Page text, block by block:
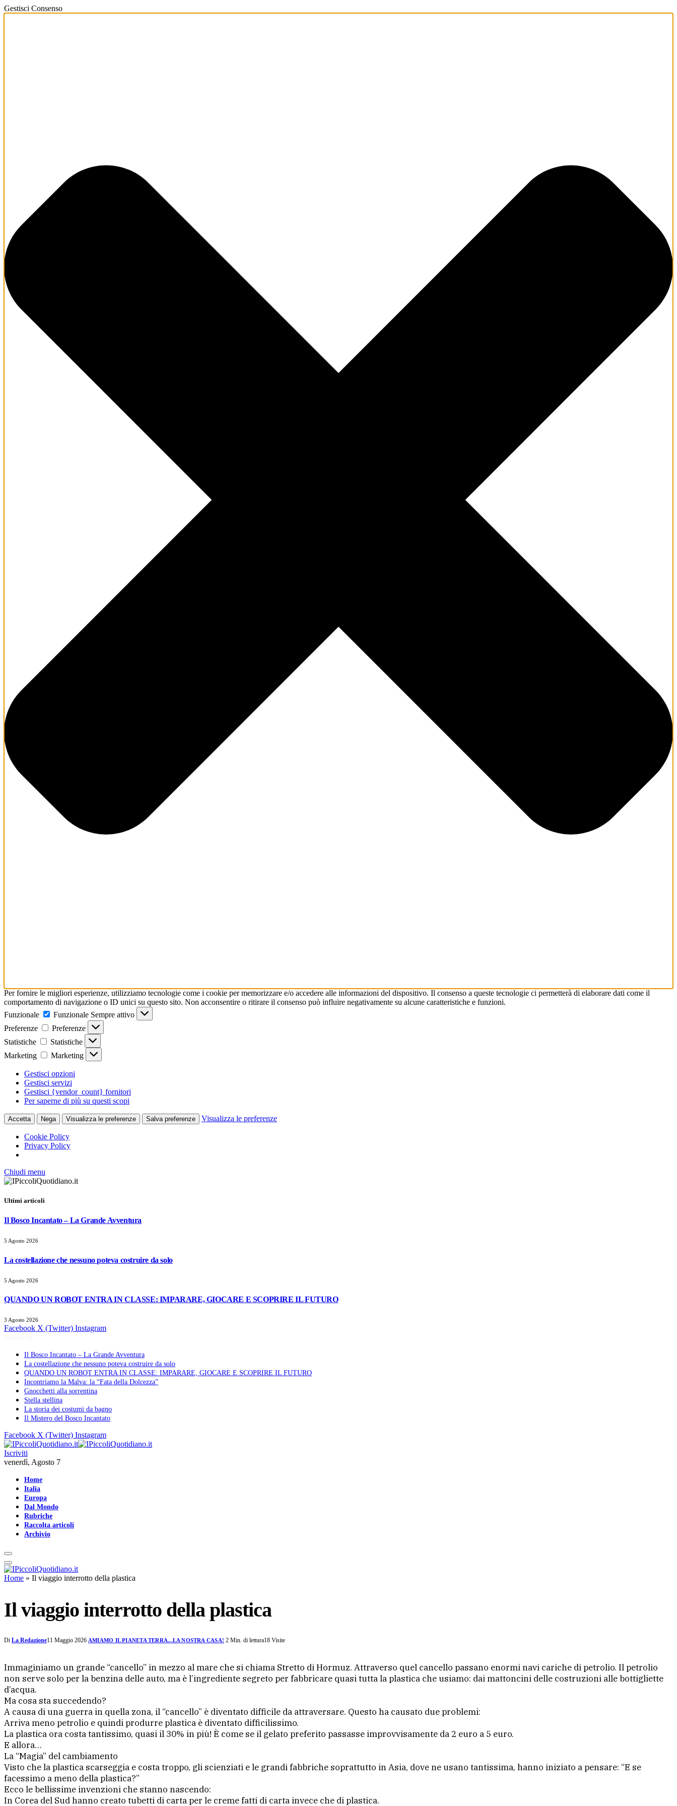
Gestisci Consenso
Per fornire le migliori esperienze, utilizziamo tecnologie come i cookie per memorizzare e/o accedere alle informazioni del dispositivo. Il consenso a queste tecnologie ci permetterà di elaborare dati come il
comportamento di navigazione o ID unici su questo sito. Non acconsentire o ritirare il consenso può influire negativamente su alcune caratteristiche e funzioni.
Funzionale
Funzionale Sempre attivo
Preferenze
Preferenze
Statistiche
Statistiche
Marketing
Marketing
Gestisci opzioni
Gestisci servizi
Gestisci {vendor_count} fornitori
Per saperne di più su questi scopi
Accetta Nega Visualizza le preferenze Salva preferenze Visualizza le preferenze
Cookie Policy
Privacy Policy
Chiudi menu
Ultimi articoli
Il Bosco Incantato – La Grande Avventura
5 Agosto 2026
La costellazione che nessuno poteva costruire da solo
5 Agosto 2026
QUANDO UN ROBOT ENTRA IN CLASSE: IMPARARE, GIOCARE E SCOPRIRE IL FUTURO
3 Agosto 2026
Facebook X (Twitter) Instagram
Il Bosco Incantato – La Grande Avventura
La costellazione che nessuno poteva costruire da solo
QUANDO UN ROBOT ENTRA IN CLASSE: IMPARARE, GIOCARE E SCOPRIRE IL FUTURO
Incontriamo la Malva: la “Fata della Dolcezza”
Gnocchetti alla sorrentina
Stella stellina
La storia dei costumi da bagno
Il Mistero del Bosco Incantato
Facebook X (Twitter) Instagram
Iscriviti
venerdì, Agosto 7
Home
Italia
Europa
Dal Mondo
Rubriche
Raccolta articoli
Archivio
Home » Il viaggio interrotto della plastica
Il viaggio interrotto della plastica
Di La Redazione11 Maggio 2026 AMIAMO IL PIANETA TERRA...LA NOSTRA CASA! 2 Min. di lettura18Visite
Immaginiamo un grande “cancello” in mezzo al mare che si chiama Stretto di Hormuz. Attraverso quel cancello passano enormi navi cariche di petrolio. Il petrolio
non serve solo per la benzina delle auto, ma è l’ingrediente segreto per fabbricare quasi tutta la plastica che usiamo: dai mattoncini delle costruzioni alle bottigliette
d’acqua.
Ma cosa sta succedendo?
A causa di una guerra in quella zona, il “cancello” è diventato difficile da attraversare. Questo ha causato due problemi:
Arriva meno petrolio e quindi produrre plastica è diventato difficilissimo.
La plastica ora costa tantissimo, quasi il 30% in più! È come se il gelato preferito passasse improvvisamente da 2 euro a 5 euro.
E allora…
La “Magia” del cambiamento
Visto che la plastica scarseggia e costa troppo, gli scienziati e le grandi fabbriche soprattutto in Asia, dove ne usano tantissima, hanno iniziato a pensare: “E se
facessimo a meno della plastica?”
Ecco le bellissime invenzioni che stanno nascendo:
In Corea del Sud hanno creato tubetti di carta per le creme fatti di carta invece che di plastica.